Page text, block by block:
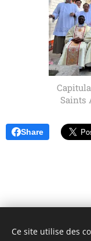
Saints
Share
Unione Superiori
Ce site utilise des